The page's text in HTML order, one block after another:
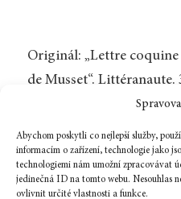
Abychom poskytli co nejlepší služby,
informacím o zařízení, technologie jako
technologiemi nám umožní zpracovávat
jedinečná ID na tomto webu. Nesouhlas
ovlivnit určité vlastnosti a funkce.
Originál: „Lettre
de Musset“. Littéranaute.
http://
coquine-de-george-